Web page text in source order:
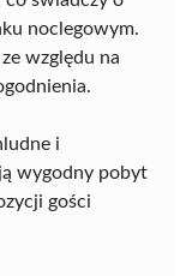
noclegowym.
względu na
i
wygodny pobyt
gości